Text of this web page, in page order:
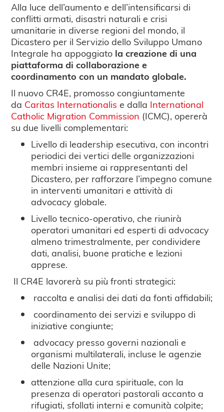
Alla luce dell’aumento e dell’intensificarsi di
conflitti armati, disastri naturali e crisi
umanitarie in diverse regioni del mondo, il
Dicastero per il Servizio dello Sviluppo Umano
Integrale ha appoggiato la creazione di una
piattaforma di collaborazione e
coordinamento con un mandato globale.
Il nuovo CR4E, promosso congiuntamente
da Caritas Internationalis e dalla International
Catholic Migration Commission (ICMC), opererà
su due livelli complementari:
Livello di leadership esecutiva, con incontri
periodici dei vertici delle organizzazioni
membri insieme ai rappresentanti del
Dicastero, per rafforzare l’impegno comune
in interventi umanitari e attività di
advocacy globale.
Livello tecnico-operativo, che riunirà
operatori umanitari ed esperti di advocacy
almeno trimestralmente, per condividere
dati, analisi, buone pratiche e lezioni
apprese.
Il CR4E lavorerà su più fronti strategici:
raccolta e analisi dei dati da fonti affidabili;
coordinamento dei servizi e sviluppo di
iniziative congiunte;
advocacy presso governi nazionali e
organismi multilaterali, incluse le agenzie
delle Nazioni Unite;
attenzione alla cura spirituale, con la
presenza di operatori pastorali accanto a
rifugiati, sfollati interni e comunità colpite;